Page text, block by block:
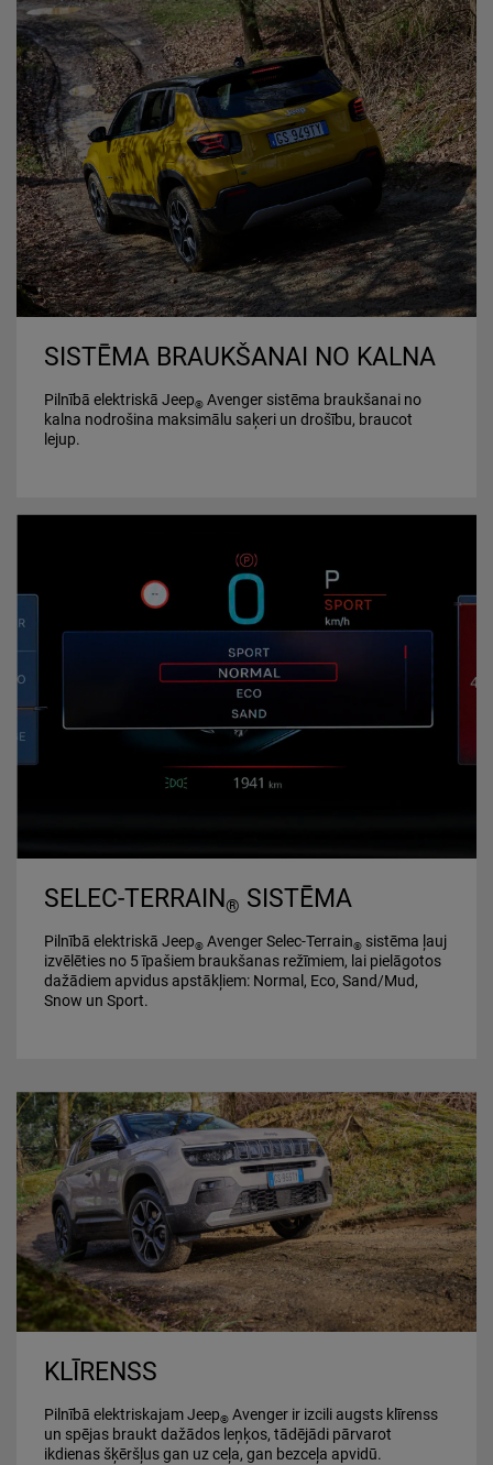
SISTĒMA BRAUKŠANAI NO KALNA
Pilnībā elektriskā Jeep® Avenger sistēma braukšanai no
kalna nodrošina maksimālu saķeri un drošību, braucot
lejup.
SELEC-TERRAIN® SISTĒMA
Pilnībā elektriskā Jeep® Avenger Selec-Terrain® sistēma ļauj
izvēlēties no 5 īpašiem braukšanas režīmiem, lai pielāgotos
dažādiem apvidus apstākļiem: Normal, Eco, Sand/Mud,
Snow un Sport.
KLĪRENSS
Pilnībā elektriskajam Jeep® Avenger ir izcili augsts klīrenss
un spējas braukt dažādos leņķos, tādējādi pārvarot
ikdienas šķēršļus gan uz ceļa, gan bezceļa apvidū.